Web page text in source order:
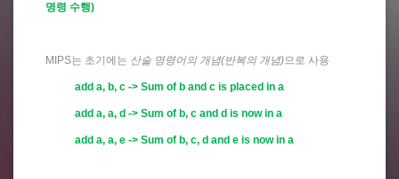
명령 수행)
MIPS는 초기에는 산술 명령어의 개념(반복의 개념)으로 사용
add a, b, c -> Sum of b and c is placed in a
add a, a, d -> Sum of b, c and d is now in a
add a, a, e -> Sum of b, c, d and e is now in a